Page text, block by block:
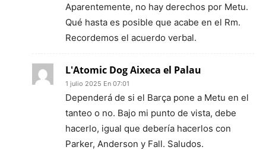
Aparentemente, no hay derechos por Metu.
Qué hasta es posible que acabe en el Rm.
Recordemos el acuerdo verbal.
L'Atomic Dog Aixeca el Palau
1 julio 2025 En 07:01
Dependerá de si el Barça pone a Metu en el
tanteo o no. Bajo mi punto de vista, debe
hacerlo, igual que debería hacerlos con
Parker, Anderson y Fall. Saludos.